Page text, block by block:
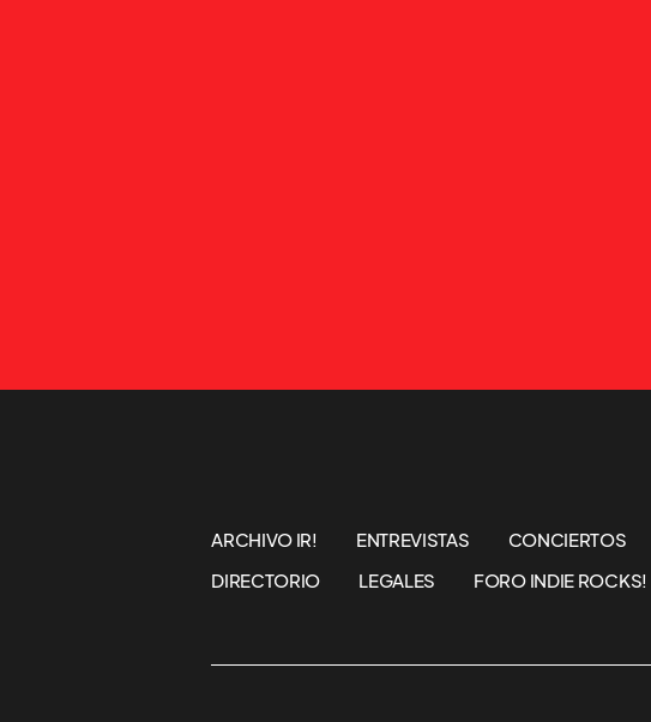
ARCHIVO IR! ENTREVISTAS CONCIERTOS
DIRECTORIO
LEGALES FORO INDIE ROCKS!